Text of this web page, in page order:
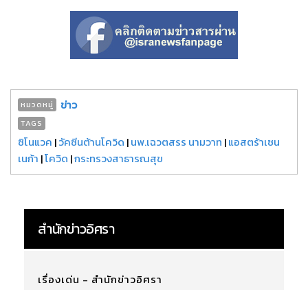
หมวดหมู่ ข่าว
TAGS
ซิโนแวค |วัคซีนต้านโควิด |นพ.เฉวตสรร นามวาท |แอสตร้าเซน
เนก้า |โควิด |กระทรวงสาธารณสุข
สำนักข่าวอิศรา
เรื่องเด่น - สำนักข่าวอิศรา